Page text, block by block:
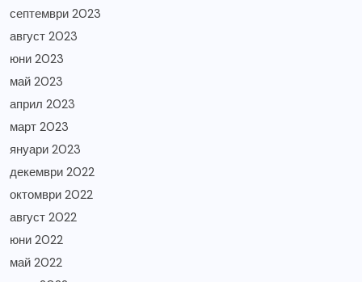
септември 2023
август 2023
юни 2023
май 2023
април 2023
март 2023
януари 2023
декември 2022
октомври 2022
август 2022
юни 2022
май 2022